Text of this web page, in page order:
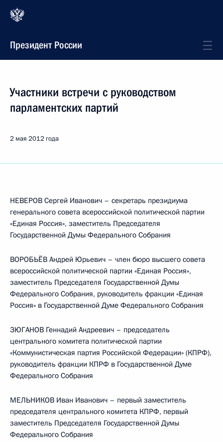
Президент России
Участники встречи с руководством
парламентских партий
2 мая 2012 года
НЕВЕРОВ Сергей Иванович – секретарь президиума
генерального совета всероссийской политической партии
«Единая Россия», заместитель Председателя
Государственной Думы Федерального Собрания
ВОРОБЬЁВ Андрей Юрьевич – член бюро высшего совета
всероссийской политической партии «Единая Россия»,
заместитель Председателя Государственной Думы
Федерального Собрания, руководитель фракции «Единая
Россия» в Государственной Думе Федерального Собрания
ЗЮГАНОВ Геннадий Андреевич – председатель
центрального комитета политической партии
«Коммунистическая партия Российской Федерации» (КПРФ),
руководитель фракции КПРФ в Государственной Думе
Федерального Собрания
МЕЛЬНИКОВ Иван Иванович – первый заместитель
председателя центрального комитета КПРФ, первый
заместитель Председателя Государственной Думы
Федерального Собрания